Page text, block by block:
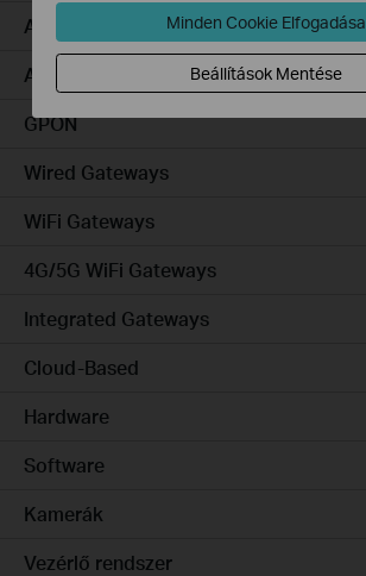
Access Plus
Access Max
GPON
Wired Gateways
WiFi Gateways
4G/5G WiFi Gateways
Integrated Gateways
Cloud-Based
Hardware
Software
Kamerák
Vezérlő rendszer
Minden Cookie Elfogadása
Beállítások Mentése